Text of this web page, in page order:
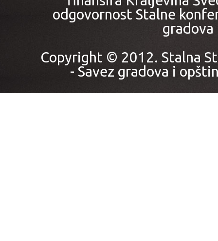
odgovornost Stalne
gradova
Copyright © 2012. Stalna
- Savez gradova i